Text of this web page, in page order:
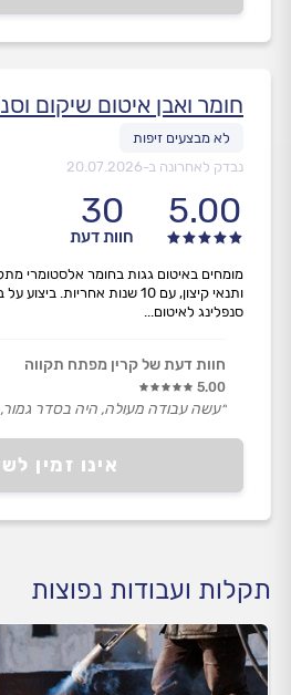
חומר ואבן איטום שיקום
נבדק לאחרונה ב-20.07.2026
5.00
30
חוות דעת
אינו זמין
מומחים באיטום גגות בחומר אלסטומרי
ותנאי קיצון, עם 10 שנות אחריות.
סנפלינג לאיטום...
חוות דעת של קרין מפתח תקווה
5.00
״עשה עבודה מעולה, היה בסדר גמור,
תקלות ועבודות נפוצות